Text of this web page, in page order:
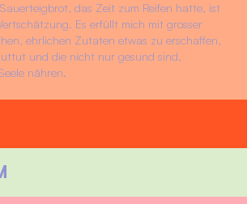
das Zeit zum Reifen hatte, ist
Es erfüllt mich mit grosser
ehrlichen Zutaten etwas zu erschaffen,
und die nicht nur gesund sind,
nähren.